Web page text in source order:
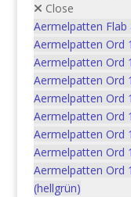
Close
Aermelpatten Flab
Aermelpatten Ord
Aermelpatten Ord
Aermelpatten Ord
Aermelpatten Ord
Aermelpatten Ord
Aermelpatten Ord
Aermelpatten Ord
Aermelpatten Ord
(hellgrün)